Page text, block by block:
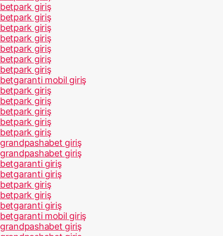
betpark giriş
betpark giriş
betpark giriş
betpark giriş
betpark giriş
betpark giriş
betpark giriş
betgaranti mobil giriş
betpark giriş
betpark giriş
betpark giriş
betpark giriş
betpark giriş
grandpashabet giriş
grandpashabet giriş
betgaranti giriş
betgaranti giriş
betpark giriş
betpark giriş
betgaranti giriş
betgaranti mobil giriş
grandpashabet giriş